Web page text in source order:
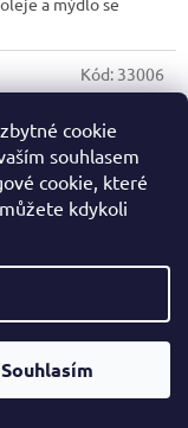
cookie
souhlasem
cookie, které
kdykoli
Souhlasím
Kód: 33006